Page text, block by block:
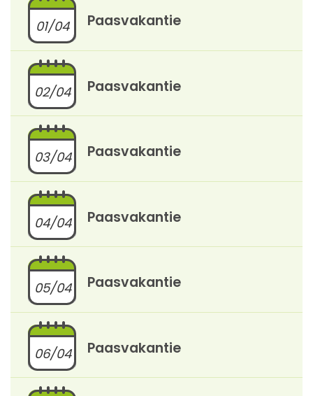
01/04 Paasvakantie
02/04 Paasvakantie
03/04 Paasvakantie
04/04 Paasvakantie
05/04 Paasvakantie
06/04 Paasvakantie